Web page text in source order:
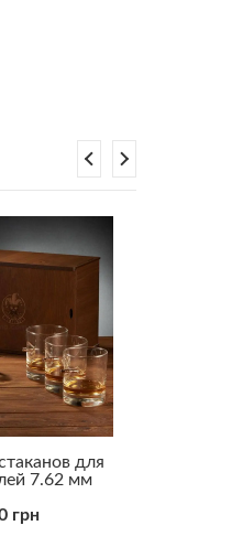
для
7.62 мм
грн